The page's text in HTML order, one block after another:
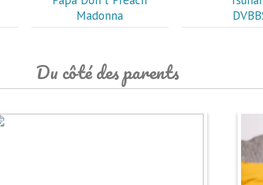
Madonna
Du côté des parents